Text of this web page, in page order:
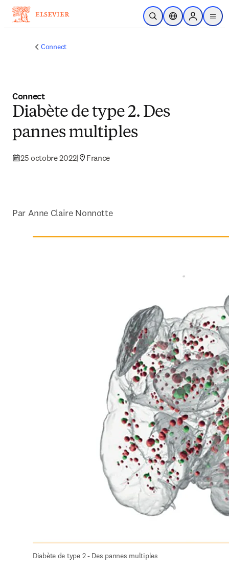
Passer au contenu principal
Ouvrir la recherche
Sélecteur de
Sign in to
menu
Connect
Connect
Diabète de type 2. Des
pannes multiples
25 octobre 2022| France
Par Anne Claire Nonnotte
Diabète de type 2 - Des pannes multiples